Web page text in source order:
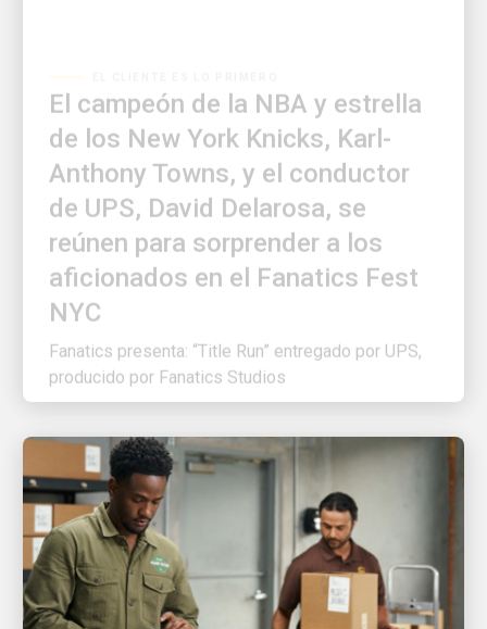
de los New York Knicks, Karl-
Anthony Towns, y el conductor
de UPS, David Delarosa, se
reúnen para sorprender a los
aficionados en el Fanatics Fest
NYC
Fanatics presenta: “Title Run” entregado por UPS,
producido por Fanatics Studios